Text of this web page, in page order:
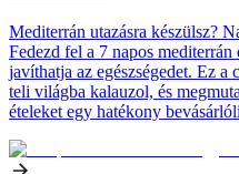
Mediterrán utazásra készülsz?
Fedezd fel a 7 napos
javíthatja az egészségedet. Ez
teli világba kalauzol, és
ételeket egy hatékony